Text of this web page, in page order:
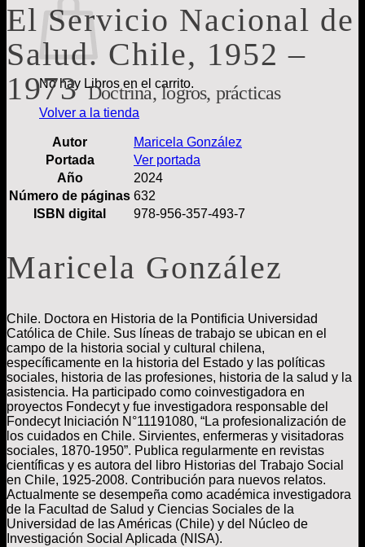
No hay Libros en el carrito.
Volver a la tienda
El Servicio Nacional de
Salud. Chile, 1952 –
1973Doctrina, logros, prácticas
Autor
Maricela González
Portada
Ver portada
Año
2024
Número de páginas 632
ISBN digital
978-956-357-493-7
Maricela González
Chile. Doctora en Historia de la Pontificia Universidad
Católica de Chile. Sus líneas de trabajo se ubican en el
campo de la historia social y cultural chilena,
específicamente en la historia del Estado y las políticas
sociales, historia de las profesiones, historia de la salud y la
asistencia. Ha participado como coinvestigadora en
proyectos Fondecyt y fue investigadora responsable del
Fondecyt Iniciación N°11191080, “La profesionalización de
los cuidados en Chile. Sirvientes, enfermeras y visitadoras
sociales, 1870-1950”. Publica regularmente en revistas
científicas y es autora del libro Historias del Trabajo Social
en Chile, 1925-2008. Contribución para nuevos relatos.
Actualmente se desempeña como académica investigadora
de la Facultad de Salud y Ciencias Sociales de la
Universidad de las Américas (Chile) y del Núcleo de
Investigación Social Aplicada (NISA).